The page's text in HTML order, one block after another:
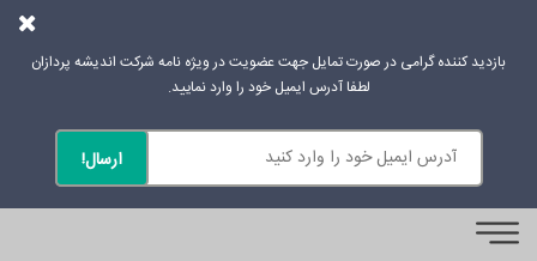
بازدید کننده گرامی در صورت تمایل جهت عضویت در ویژه نامه شرکت اندیشه پردازان
لطفا آدرس ایمیل خود را وارد نمایید.